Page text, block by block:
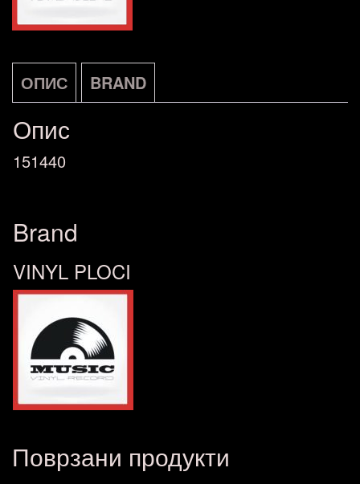
ОПИС BRAND
Опис
151440
Brand
VINYL PLOCI
Поврзани продукти